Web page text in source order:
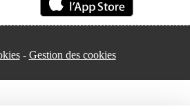
Gestion des cookies